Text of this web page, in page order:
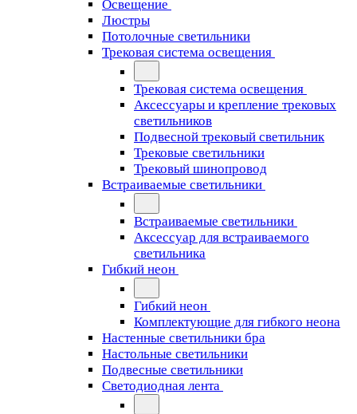
Освещение
Люстры
Потолочные светильники
Трековая система освещения
Трековая система освещения
Аксессуары и крепление трековых
светильников
Подвесной трековый светильник
Трековые светильники
Трековый шинопровод
Встраиваемые светильники
Встраиваемые светильники
Аксессуар для встраиваемого
светильника
Гибкий неон
Гибкий неон
Комплектующие для гибкого неона
Настенные светильники бра
Настольные светильники
Подвесные светильники
Светодиодная лента